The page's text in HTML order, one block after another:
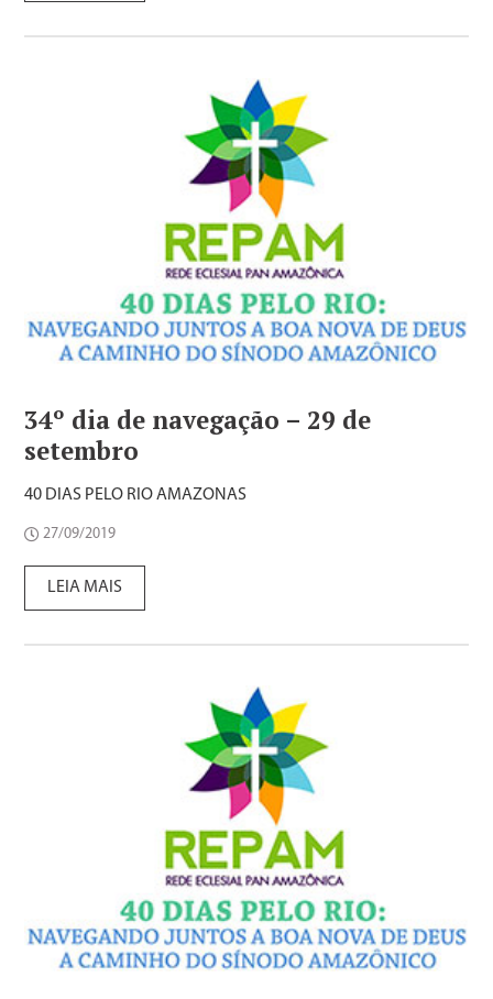
34º dia de navegação – 29 de
setembro
40 DIAS PELO RIO AMAZONAS
27/09/2019
LEIA MAIS